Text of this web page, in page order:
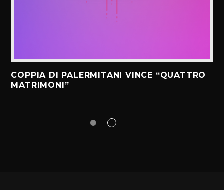
COPPIA DI PALERMITANI VINCE “QUATTRO
MATRIMONI”